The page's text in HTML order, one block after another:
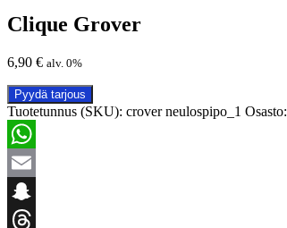
Clique Grover
6,90 € alv. 0%
Pyydä tarjous
Tuotetunnus (SKU): crover neulospipo_1 Osasto:
WhatsApp
Email
Snapchat